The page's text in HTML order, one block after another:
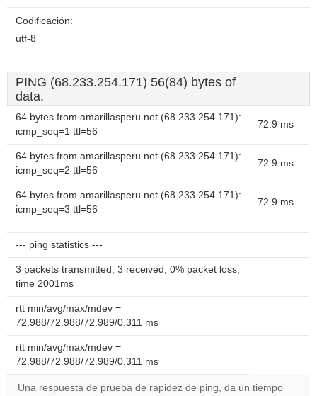
Codificación:
utf-8
PING (68.233.254.171) 56(84) bytes of
data.
64 bytes from amarillasperu.net (68.233.254.171):
icmp_seq=1 ttl=56
72.9 ms
64 bytes from amarillasperu.net (68.233.254.171):
icmp_seq=2 ttl=56
72.9 ms
64 bytes from amarillasperu.net (68.233.254.171):
icmp_seq=3 ttl=56
72.9 ms
--- ping statistics ---
3 packets transmitted, 3 received, 0% packet loss,
time 2001ms
rtt min/avg/max/mdev =
72.988/72.988/72.989/0.311 ms
rtt min/avg/max/mdev =
72.988/72.988/72.989/0.311 ms
Una respuesta de prueba de rapidez de ping, da un tiempo